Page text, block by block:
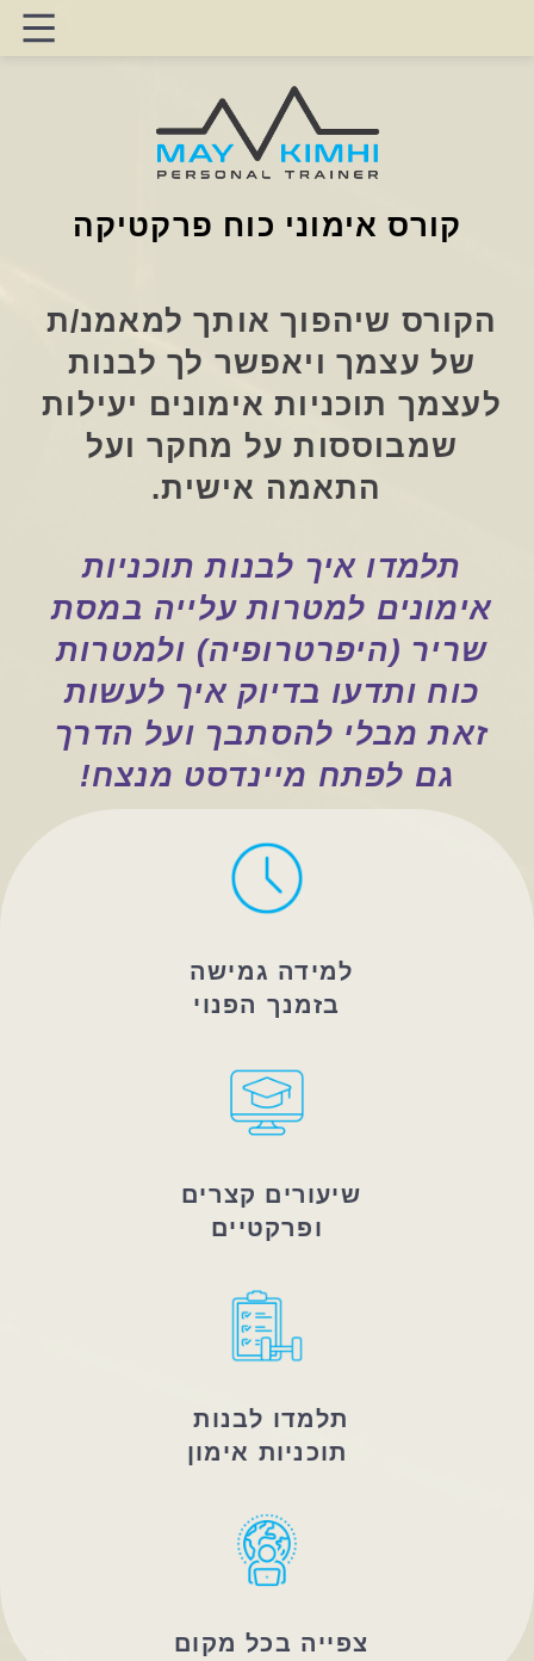
קורס אימוני כוח פרקטיקה
הקורס שיהפוך אותך למאמנ/ת
של עצמך ויאפשר לך לבנות
לעצמך תוכניות אימונים יעילות
שמבוססות על מחקר ועל
התאמה אישית.
תלמדו איך לבנות תוכניות
אימונים למטרות עלייה במסת
שריר (היפרטרופיה) ולמטרות
כוח ותדעו בדיוק איך לעשות
זאת מבלי להסתבך ועל הדרך
גם לפתח מיינדסט מנצח!
צפייה בכל מקום
תלמדו לבנות
תוכניות אימון
שיעורים קצרים
ופרקטיים
למידה גמישה
בזמנך הפנוי